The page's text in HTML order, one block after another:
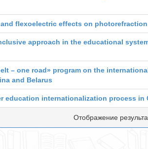
flexoelectric effects on photorefraction
approach in the educational
– one road» program on the
and Belarus
education internationalization process in
Отображение